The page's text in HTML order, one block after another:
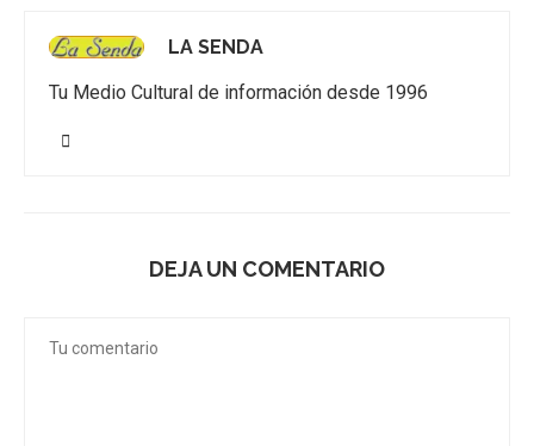
LA SENDA
Tu Medio Cultural de información desde 1996
DEJA UN COMENTARIO